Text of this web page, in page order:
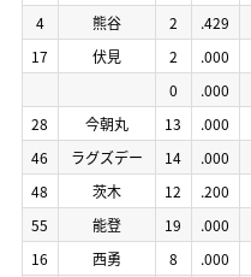
4
熊谷 2 .429
17
伏見 2 .000
0
.000
28
今朝丸 13 .000
46
ラグズデー 14 .000
48
茨木 12 .200
55
能登 19 .000
16
西勇 8 .000
4
熊谷 2 .429
17
伏見 2 .000
0
.000
28
今朝丸 13 .000
46
ラグズデー 14 .000
48
茨木 12 .200
55
能登 19 .000
16
西勇 8 .000
4
熊谷 2 .429
17
伏見 2 .000
0
.000
28
今朝丸 13 .000
46
ラグズデー 14 .000
48
茨木 12 .200
55
能登 19 .000
16
西勇 8 .000
4
熊谷 2 .429
17
伏見 2 .000
0
.000
28
今朝丸 13 .000
46
ラグズデー 14 .000
48
茨木 12 .200
55
能登 19 .000
16
西勇 8 .000